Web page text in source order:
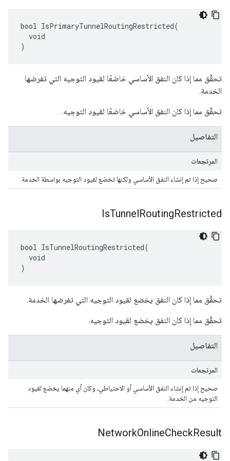
bool IsPrimaryTunnelRoutingRestricted(
  void
)
تحقَّق مما إذا كان النفق الأساسي خاضعًا لقيود التوجيه التي تفرضها
الخدمة.
تحقَّق مما إذا كان النفق الأساسي خاضعًا لقيود التوجيه.
التفاصيل
المرتجعات
صحيح إذا تم إنشاء النفق الأساسي ولكنها تخضع لقيود التوجيه بواسطة الخدمة.
IsTunnelRoutingRestricted
bool IsTunnelRoutingRestricted(
  void
)
تحقَّق مما إذا كان النفق يخضع لقيود التوجيه التي تفرضها الخدمة.
تحقَّق مما إذا كان النفق يخضع لقيود التوجيه.
التفاصيل
المرتجعات
صحيح إذا تم إنشاء النفق الأساسي أو الاحتياطي، وكان أي منهما يخضع لقيود
التوجيه من الخدمة.
NetworkOnlineCheckResult